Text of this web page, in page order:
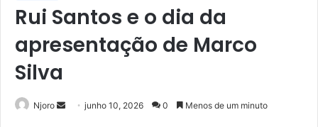
Rui Santos e o dia da
apresentação de Marco
Silva
Njoro
Mandejunho 10, 2026 0 Menos de um minuto